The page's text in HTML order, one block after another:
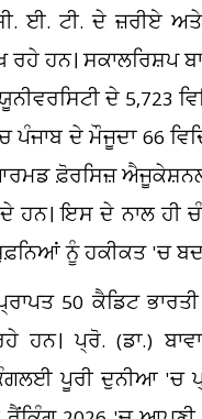
ਈ. ਟੀ. ਦੇ ਜ਼ਰੀਏ
ਹਨ। ਸਕਾਲਰਿਸ਼ਪ
ਦੇ
ਪੰਜਾਬ ਦੇ ਮੌਜੂਦਾ 66
ਫ਼ੋਰਸਿਜ਼
ਹਨ। ਇਸ ਦੇ ਨਾਲ ਹੀ
ਨੂੰ ਹਕੀਕਤ 'ਚ
50 ਕੈਡਿਟ
ਹਨ। ਪ੍ਰੋ. (ਡਾ.)
ਪੂਰੀ ਦੁਨੀਆ 'ਚ